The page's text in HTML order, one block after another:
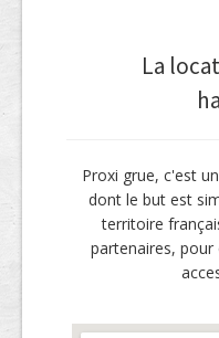
La
Proxi grue, c'est
dont le but est
territoire
partenaires,